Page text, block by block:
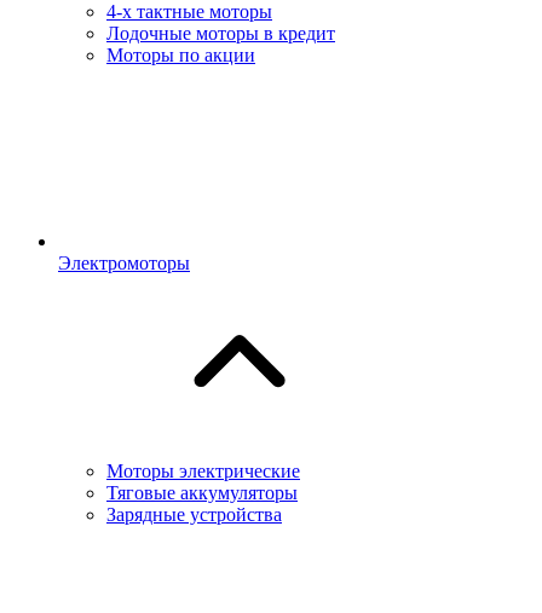
4-х тактные моторы
Лодочные моторы в кредит
Моторы по акции
Электромоторы
Моторы электрические
Тяговые аккумуляторы
Зарядные устройства